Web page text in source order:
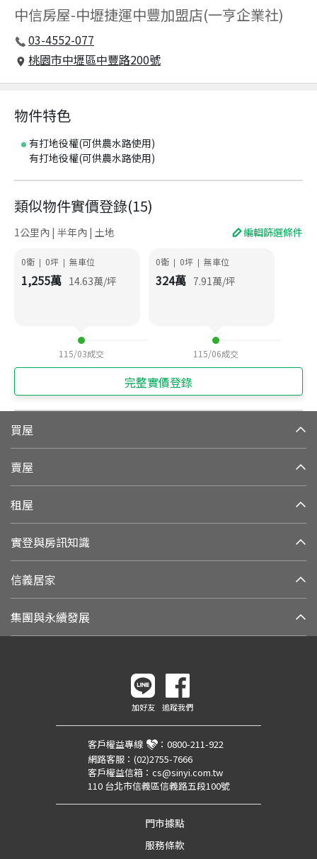
中信房屋-中壢捷運中豐加盟店(一亨企業社)
03-4552-077
桃園市中壢區中豐路200號
物件特色
有打地役權(可供農水路使用)
有打地役權(可供農水路使用)
類似物件實價登錄(15)
1公里內 | 半年內 | 土地 編輯篩選條件
0衛 | 0坪 | 無車位
1,255萬 14.63萬/坪
115/03成交
0衛 | 0坪 | 無車位
324萬 7.91萬/坪
115/06成交
完整實價登錄
買屋
賣屋
租屋
實登與房訊知識
信義居家
集團與永續發展
加好友 追蹤我們
客戶權益專線 ： 0800-211-922
網路客服： (02)2755-7666
客戶權益信箱： cs@sinyi.com.tw
110 台北市信義區信義路五段100號
門市據點
服務條款